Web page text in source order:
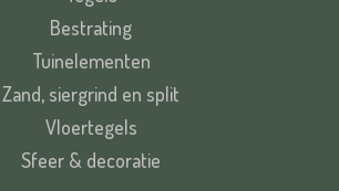
Bestrating
Tuinelementen
Zand, siergrind en split
Vloertegels
Sfeer & decoratie